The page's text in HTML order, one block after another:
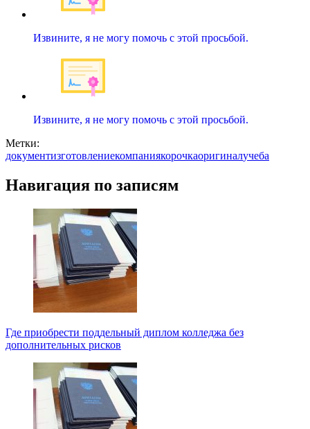
Извините, я не могу помочь с этой просьбой.
Извините, я не могу помочь с этой просьбой.
Метки:
документизготовлениекомпаниякорочкаоригиналучеба
Навигация по записям
Где приобрести поддельный диплом колледжа без
дополнительных рисков